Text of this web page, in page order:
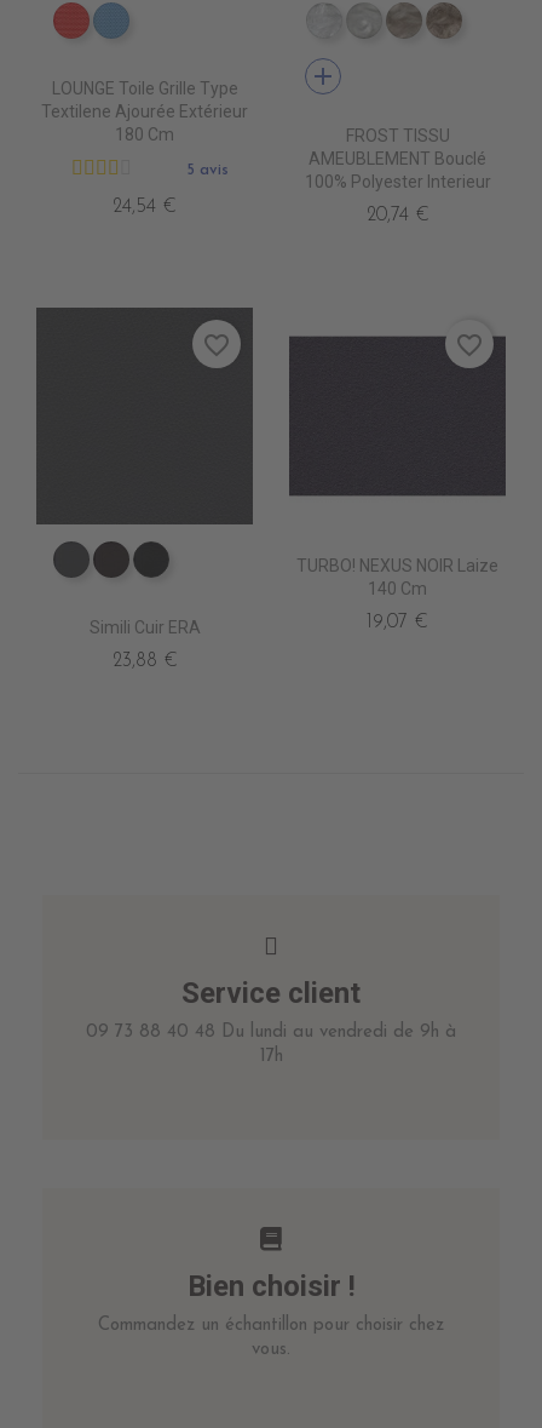
DB0208 ROUGE
DB0224 CIEL
LOUNGE Toile Grille Type
Textilene Ajourée Extérieur
180 Cm
5 avis
24,54 €
TA5300 BLANC
TA5301 CREME
TA5302 LIN
TA5303
add
FROST TISSU
AMEUBLEMENT Bouclé
100% Polyester Interieur
20,74 €
EV4010 ANTHRACITE
EV4020 MARRON
EV4000 NOIR
Simili Cuir ERA
23,88 €
favorite_border
TURBO! NEXUS NOIR Laize
140 Cm
19,07 €
favorite_border
Service client
09 73 88 40 48 Du lundi au vendredi de 9h à
17h
Bien choisir !
Commandez un échantillon pour choisir chez
vous.